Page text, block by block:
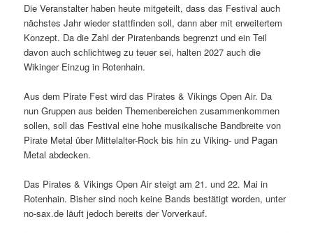
Die Veranstalter haben heute mitgeteilt, dass das Festival auch
nächstes Jahr wieder stattfinden soll, dann aber mit erweitertem
Konzept. Da die Zahl der Piratenbands begrenzt und ein Teil
davon auch schlichtweg zu teuer sei, halten 2027 auch die
Wikinger Einzug in Rotenhain.
Aus dem Pirate Fest wird das Pirates & Vikings Open Air. Da
nun Gruppen aus beiden Themenbereichen zusammenkommen
sollen, soll das Festival eine hohe musikalische Bandbreite von
Pirate Metal über Mittelalter-Rock bis hin zu Viking- und Pagan
Metal abdecken.
Das Pirates & Vikings Open Air steigt am 21. und 22. Mai in
Rotenhain. Bisher sind noch keine Bands bestätigt worden, unter
no-sax.de läuft jedoch bereits der Vorverkauf.